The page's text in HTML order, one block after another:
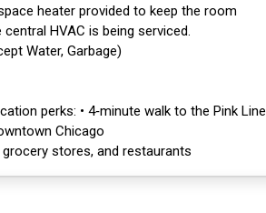
heater provided to keep the room
HVAC is being serviced.
Water, Garbage)
perks: • 4‑minute walk to the Pink Line
Chicago
grocery stores, and restaurants